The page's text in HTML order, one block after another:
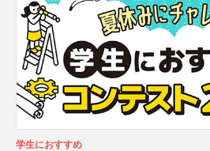
学生におすすめ